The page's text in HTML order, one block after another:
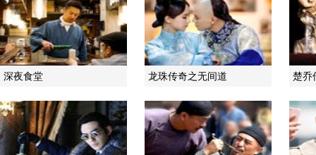
深夜食堂 龙珠传奇之无间道 楚乔